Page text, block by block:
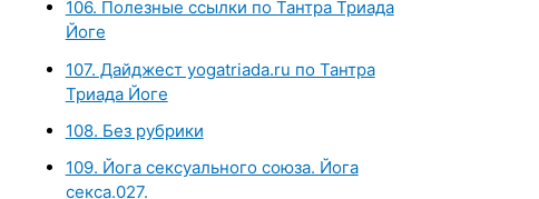
106. Полезные ссылки по Тантра Триада
Йоге
107. Дайджест yogatriada.ru по Тантра
Триада Йоге
108. Без рубрики
109. Йога сексуального союза. Йога
секса.027.